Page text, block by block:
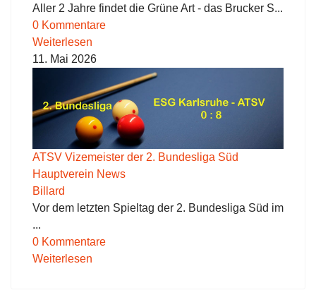
Aller 2 Jahre findet die Grüne Art - das Brucker S...
0 Kommentare
Weiterlesen
11. Mai 2026
ATSV Vizemeister der 2. Bundesliga Süd
Hauptverein News
Billard
Vor dem letzten Spieltag der 2. Bundesliga Süd im
...
0 Kommentare
Weiterlesen